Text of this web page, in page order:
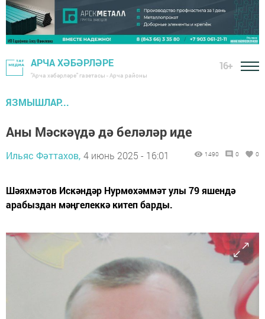
АРЧА ХӘБӘРЛӘРЕ
"Арча хәбәрләре" газетасы - Арча районы
16+
ЯЗМЫШЛАР...
Аны Мәскәүдә дә беләләр иде
Ильяс Фәттахов, 4 июнь 2025 - 16:01 1490 0 0
Шәяхмәтов Искәндәр Нурмөхәммәт улы 79 яшендә
арабыздан мәңгелеккә китеп барды.